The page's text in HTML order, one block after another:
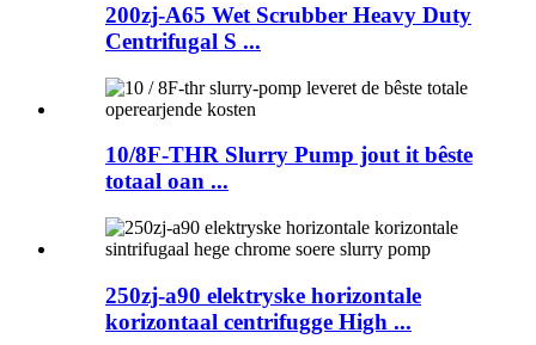
200zj-A65 Wet Scrubber Heavy Duty
Centrifugal S ...
10/8F-THR Slurry Pump jout it bêste
totaal oan ...
250zj-a90 elektryske horizontale
korizontaal centrifugge High ...